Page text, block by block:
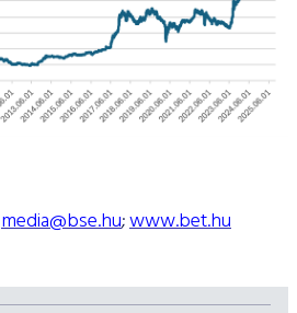
media@bse.hu;www.bet.hu